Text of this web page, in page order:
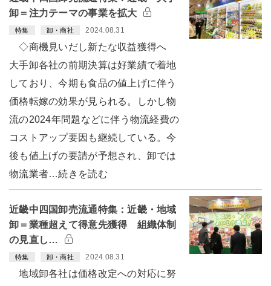
卸＝注力テーマの事業を拡大
特集 卸・商社 2024.08.31
◇商機見いだし新たな収益獲得へ
大手卸各社の前期決算は好業績で着地
しており、今期も食品の値上げに伴う
価格転嫁の効果が見られる。しかし物
流の2024年問題などに伴う物流経費の
コストアップ要因も継続している。今
後も値上げの要請が予想され、卸では
物流業者…続きを読む
近畿中四国卸売流通特集：近畿・地域
卸＝業種超えて得意先獲得 組織体制
の見直し…
特集 卸・商社 2024.08.31
地域卸各社は価格改定への対応に努